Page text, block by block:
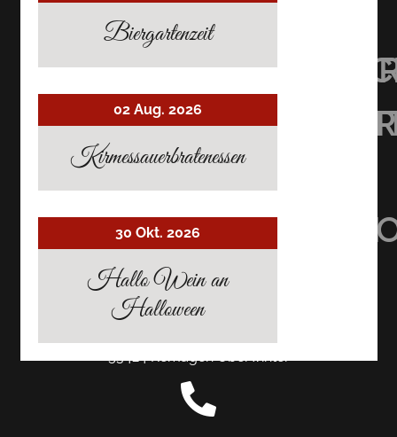
UHRMACHER’S
RESTAURANT
AUF
TRIPADVISOR
AUF
INSTAGRAM
AUF
53424 Remagen Oberwinter
Biergartenzeit
02 Aug. 2026
Kirmessauerbratenessen
30 Okt. 2026
Hallo Wein an
Halloween